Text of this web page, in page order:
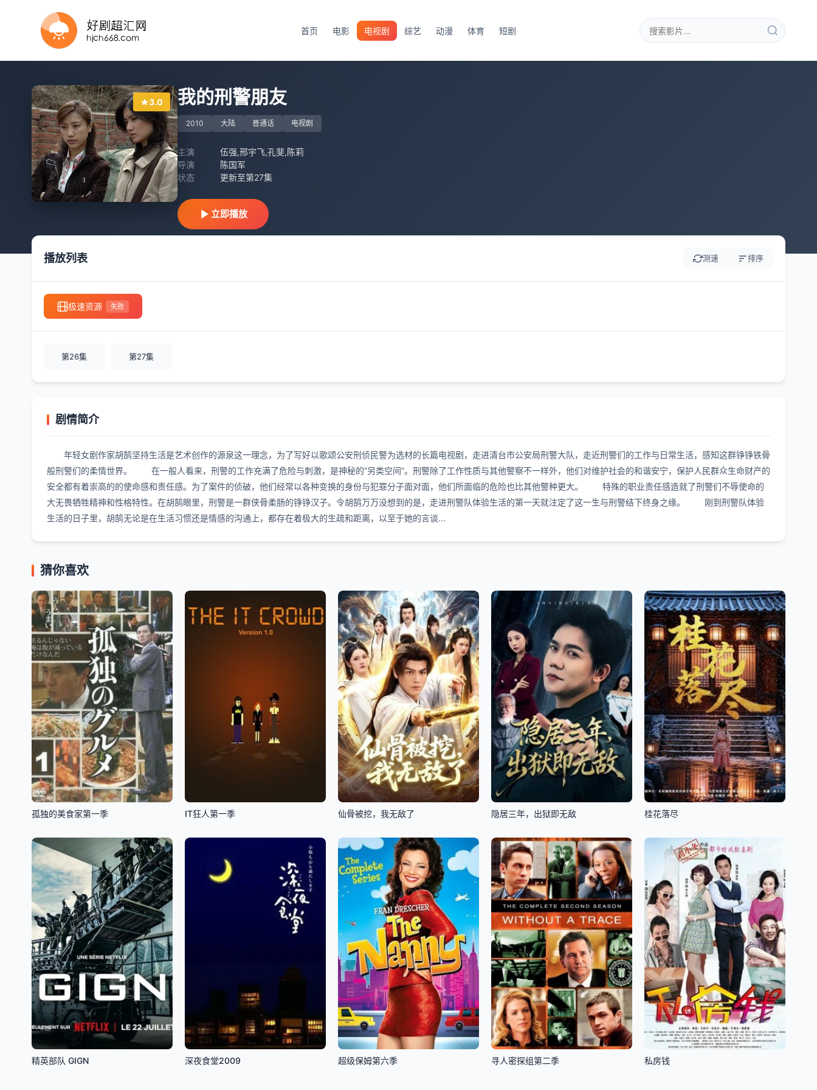
首页 电影 电视剧 综艺 动漫 体育 短剧
3.0 我的刑警朋友
2010 大陆 普通话 电视剧
主演
伍强,邢宇飞,孔斐,陈莉
导演
陈国军
状态
更新至第27集
立即播放
播放列表 测速 排序
极速资源 失败
第26集 第27集
剧情简介
年轻女剧作家胡鹄坚持生活是艺术创作的源泉这一理念，为了写好以歌颂公安刑侦民警为选材的长篇电视剧，走进清台市公安局刑警大队，走近刑警们的工作与日常生活，感知这群铮铮铁骨
般刑警们的柔情世界。 在一般人看来，刑警的工作充满了危险与刺激，是神秘的“另类空间”。刑警除了工作性质与其他警察不一样外，他们对维护社会的和谐安宁，保护人民群众生命财产的
安全都有着崇高的的使命感和责任感。为了案件的侦破，他们经常以各种变换的身份与犯罪分子面对面，他们所面临的危险也比其他警种更大。 特殊的职业责任感造就了刑警们不辱使命的
大无畏牺牲精神和性格特性。在胡鹄眼里，刑警是一群侠骨柔肠的铮铮汉子。令胡鹄万万没想到的是，走进刑警队体验生活的第一天就注定了这一生与刑警结下终身之缘。 刚到刑警队体验
生活的日子里，胡鹄无论是在生活习惯还是情感的沟通上，都存在着极大的生疏和距离，以至于她的言谈...
猜你喜欢
孤独的美食家第一季 IT狂人第一季 仙骨被挖，我无敌了 隐居三年，出狱即无敌 桂花落尽
精英部队 GIGN
已完结 共10集
深夜食堂2009 超级保姆第六季
已完结 共24集
寻人密探组第二季 私房钱